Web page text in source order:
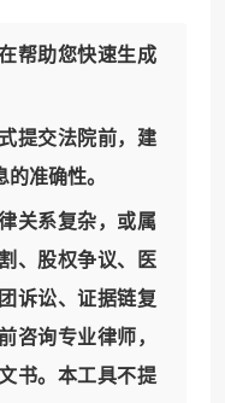
帮助您快速生成
提交法院前， 建
的准确性。
关系复杂，或属
、股权争议、医
诉讼、证据链复
咨询专业律师，
书。本工具不提